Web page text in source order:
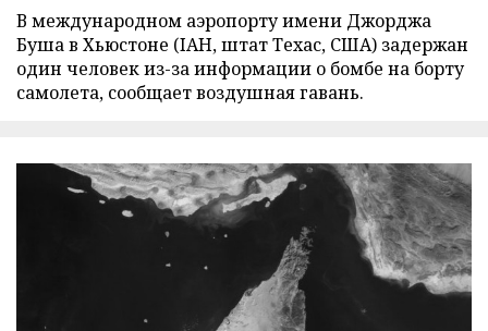
В международном аэропорту имени Джорджа
Буша в Хьюстоне (IAH, штат Техас, США) задержан
один человек из-за информации о бомбе на борту
самолета, сообщает воздушная гавань.